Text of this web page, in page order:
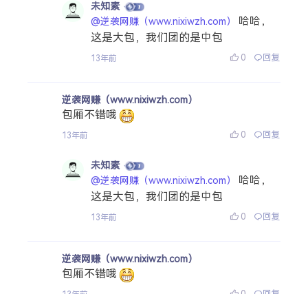
未知素
@逆袭网赚（www.nixiwzh.com）
哈哈，
这是大包，我们团的是中包
13年前 0 回复
逆袭网赚（www.nixiwzh.com）
包厢不错哦
13年前 0 回复
未知素
@逆袭网赚（www.nixiwzh.com）
哈哈，
这是大包，我们团的是中包
13年前 0 回复
逆袭网赚（www.nixiwzh.com）
包厢不错哦